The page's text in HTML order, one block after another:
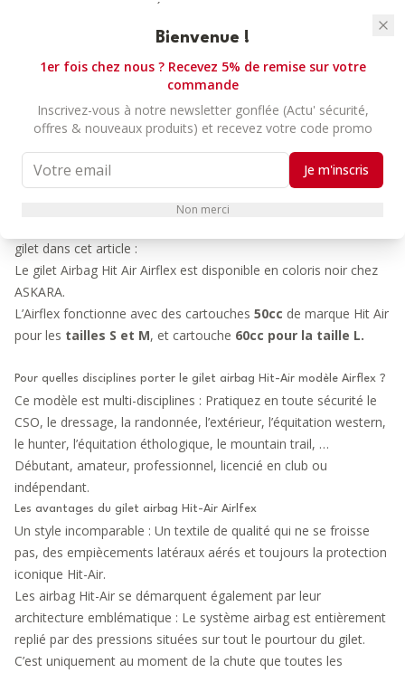
avec le sol ou un objet. Également, elle permet de rigidifier et
solidifier le buste est le comprimant. Cela le rend moins fragile
L’airbag Airflex, enfin un bel airbag qui protège réellement
parfaitement le buste grâce à son tissu stretch et reste fixe et
prêt du corps. Sa fermeture à glissière lui confère un style de
vêtement, pour afficher votre amour du style en toute sécurité.
Enfin, l’élasticité de son tissu permettra aux membranes airbag
de se déployer sans surcomprimer le buste.
gilet dans cet article :
Le gilet Airbag Hit Air Airflex est disponible en coloris noir chez
ASKARA.
L’Airflex fonctionne avec des cartouches 50cc de marque Hit Air
pour les tailles S et M, et cartouche 60cc pour la taille L.
Pour quelles disciplines porter le gilet airbag Hit-Air modèle Airflex ?
Ce modèle est multi-disciplines : Pratiquez en toute sécurité le
CSO, le dressage, la randonnée, l’extérieur, l’équitation western,
le hunter, l’équitation éthologique, le mountain trail, …
Débutant, amateur, professionnel, licencié en club ou
indépendant.
Les avantages du gilet airbag Hit-Air Airlfex
Un style incomparable : Un textile de qualité qui ne se froisse
pas, des empiècements latéraux aérés et toujours la protection
iconique Hit-Air.
Les airbag Hit-Air se démarquent également par leur
architecture emblématique : Le système airbag est entièrement
replié par des pressions situées sur tout le pourtour du gilet.
C’est uniquement au moment de la chute que toutes les
Bienvenue !
1er fois chez nous ? Recevez 5% de remise sur votre
commande
Inscrivez-vous à notre newsletter gonflée (Actu' sécurité,
offres & nouveaux produits) et recevez votre code promo
Je m'inscris
Non merci